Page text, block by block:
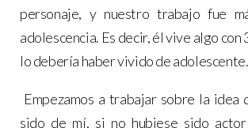
personaje, y nuestro trabajo fue
adolescencia. Es decir, él vive algo con
lo debería haber vivido de adolescente.
Empezamos a trabajar sobre la idea
sido de mí, si no hubiese sido